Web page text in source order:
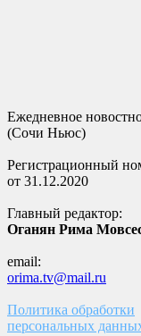
Ежедневное
(Сочи Ньюс)
Регистрационный
от 31.12.2020
Главный редактор:
Оганян Рима
email:
orima.tv@mail.ru
Политика обработки
персональных